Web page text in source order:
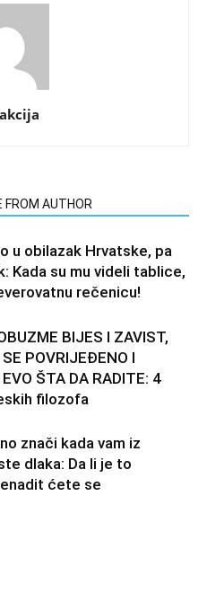
FROM AUTHOR
u obilazak Hrvatske, pa
Kada su mu videli tablice,
rečenicu!
BIJES I ZAVIST,
POVRIJEĐENO I
EVO ŠTA DA RADITE: 4
filozofa
znači kada vam iz
dlaka: Da li je to
ćete se